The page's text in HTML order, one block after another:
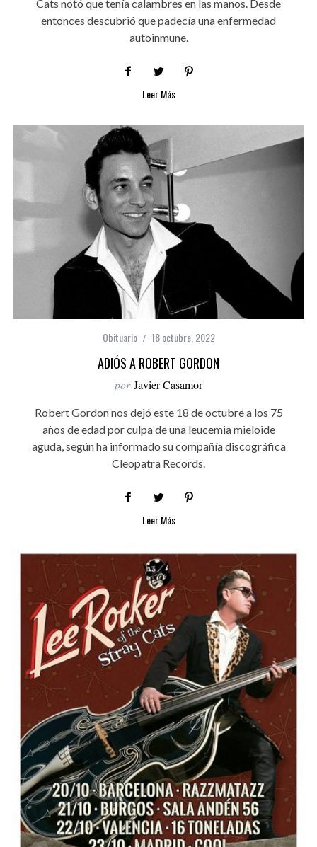
Cats notó que tenía calambres en las manos. Desde
entonces descubrió que padecía una enfermedad
autoinmune.
Leer Más
Obituario 18 octubre, 2022
ADIÓS A ROBERT GORDON
por Javier Casamor
Robert Gordon nos dejó este 18 de octubre a los 75
años de edad por culpa de una leucemia mieloide
aguda, según ha informado su compañía discográfica
Cleopatra Records.
Leer Más